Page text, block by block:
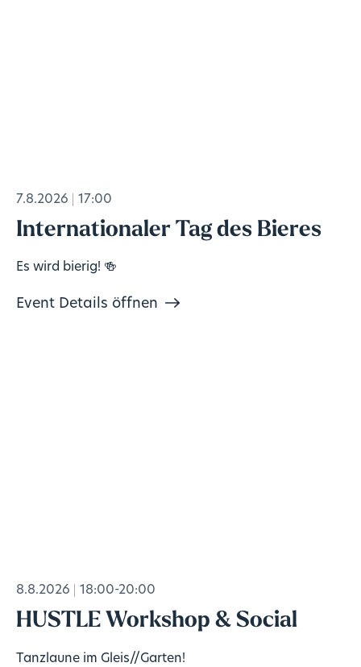
7.8.2026 17:00
Internationaler Tag des Bieres
Es wird bierig! 🍻
Event Details öffnen
8.8.2026 18:00-20:00
HUSTLE Workshop & Social
Tanzlaune im Gleis//Garten!